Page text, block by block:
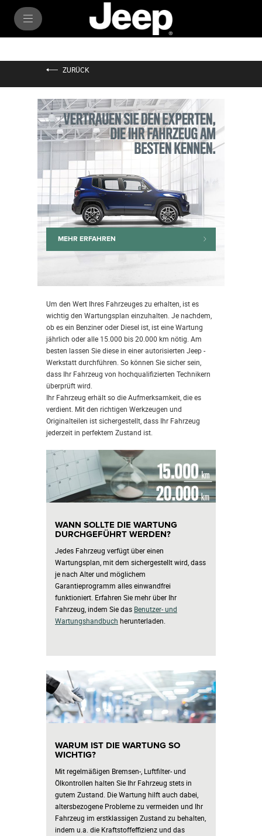
ZURÜCK
MEHR ERFAHREN
Um den Wert Ihres Fahrzeuges zu erhalten, ist es
wichtig den Wartungsplan einzuhalten. Je nachdem,
ob es ein Benziner oder Diesel ist, ist eine Wartung
jährlich oder alle 15.000 bis 20.000 km nötig. Am
besten lassen Sie diese in einer autorisierten Jeep -
Werkstatt durchführen. So können Sie sicher sein,
dass Ihr Fahrzeug von hochqualifizierten Technikern
überprüft wird.
Ihr Fahrzeug erhält so die Aufmerksamkeit, die es
verdient. Mit den richtigen Werkzeugen und
Originalteilen ist sichergestellt, dass Ihr Fahrzeug
jederzeit in perfektem Zustand ist.
WANN SOLLTE DIE WARTUNG
DURCHGEFÜHRT WERDEN?
Jedes Fahrzeug verfügt über einen
Wartungsplan, mit dem sichergestellt wird, dass
je nach Alter und möglichem
Garantieprogramm alles einwandfrei
funktioniert. Erfahren Sie mehr über Ihr
Fahrzeug, indem Sie das Benutzer- und
Wartungshandbuch herunterladen.
WARUM IST DIE WARTUNG SO
WICHTIG?
Mit regelmäßigen Bremsen-, Luftfilter- und
Ölkontrollen halten Sie Ihr Fahrzeug stets in
gutem Zustand. Die Wartung hilft auch dabei,
altersbezogene Probleme zu vermeiden und Ihr
Fahrzeug im erstklassigen Zustand zu behalten,
indem u.a. die Kraftstoffeffizienz und das